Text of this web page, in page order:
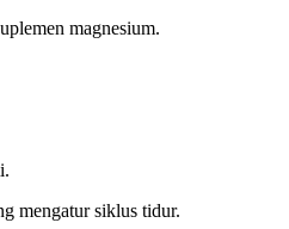
magnesium.
mengatur siklus tidur.